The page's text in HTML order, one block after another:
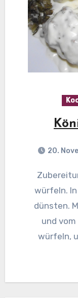
20.
Zubereitung: Zwiebeln pellen und fein
würfeln. In
dünsten.
und
würfeln,